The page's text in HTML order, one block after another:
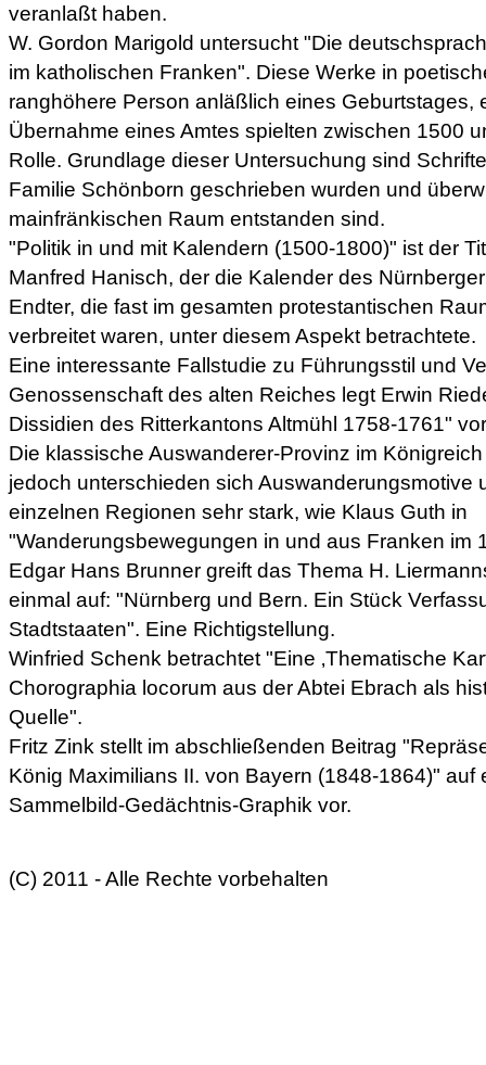
veranlaßt haben.
W. Gordon Marigold untersucht "Die
im katholischen Franken". Diese Werke in
ranghöhere Person anläßlich eines Geburtstages,
Übernahme eines Amtes spielten zwischen 1500
Rolle. Grundlage dieser Untersuchung sind
Familie Schönborn geschrieben wurden und
mainfränkischen Raum entstanden sind.
"Politik in und mit Kalendern (1500-1800)" ist der
Manfred Hanisch, der die Kalender des
Endter, die fast im gesamten protestantischen
verbreitet waren, unter diesem Aspekt betrachtete.
Eine interessante Fallstudie zu Führungsstil und
Genossenschaft des alten Reiches legt Erwin
Dissidien des Ritterkantons Altmühl 1758-1761"
Die klassische Auswanderer-Provinz im
jedoch unterschieden sich Auswanderungsmotive
einzelnen Regionen sehr stark, wie Klaus Guth in
"Wanderungsbewegungen in und aus Franken im
Edgar Hans Brunner greift das Thema H.
einmal auf: "Nürnberg und Bern. Ein Stück
Stadtstaaten". Eine Richtigstellung.
Winfried Schenk betrachtet "Eine ‚Thematische
Chorographia locorum aus der Abtei Ebrach als
Quelle".
Fritz Zink stellt im abschließenden Beitrag
König Maximilians II. von Bayern (1848-1864)" auf
Sammelbild-Gedächtnis-Graphik vor.
(C) 2011 - Alle Rechte vorbehalten